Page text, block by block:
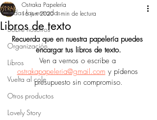
Todas las entradas
Sobre nosotros
Organización
Libros
Vuelta al cole
Otros productos
Lovely Story
Libros de texto
Ostraka Papelería
16 jun 2020 1 min de lectura
Recuerda que en nuestra papelería puedes
encargar tus libros de texto.
Ven a vernos o escribe a
ostrakapapeleria@gmail.com y pídenos
presupuesto sin compromiso.